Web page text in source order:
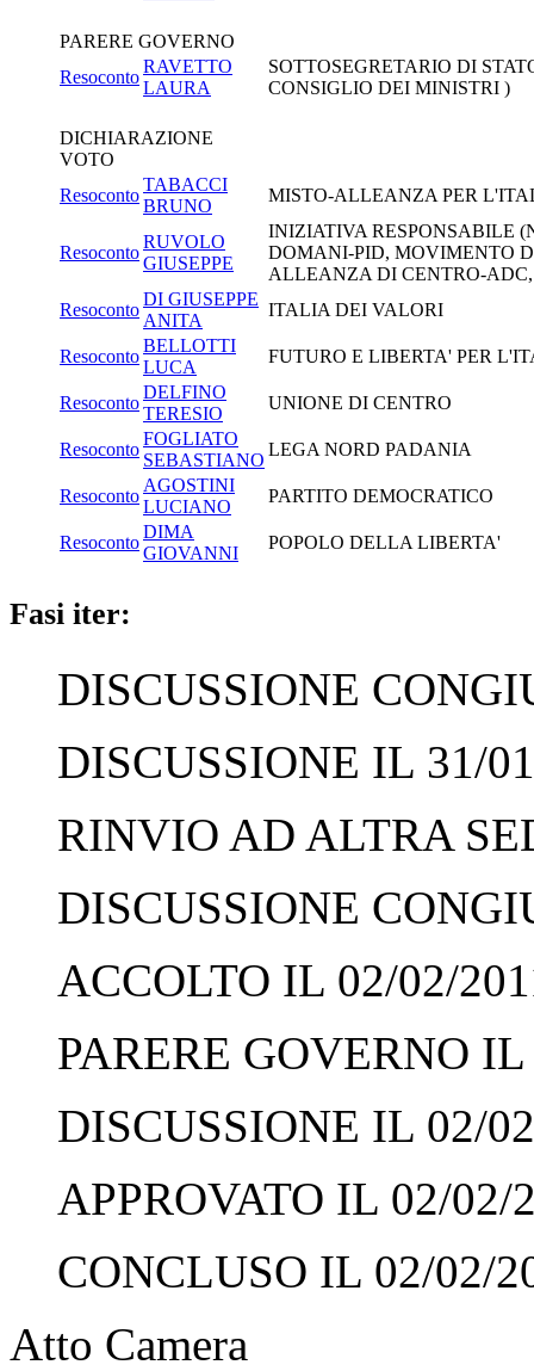
PARERE GOVERNO
Resoconto
RAVETTO
LAURA
SOTTOSEGRETARIO DI
CONSIGLIO DEI MINISTRI )
DICHIARAZIONE
VOTO
Resoconto
TABACCI
BRUNO
MISTO-ALLEANZA PER
Resoconto
RUVOLO
GIUSEPPE
INIZIATIVA RESPONSABILE
DOMANI-PID, MOVIMENTO
ALLEANZA DI CENTRO-
Resoconto
DI GIUSEPPE
ANITA
ITALIA DEI VALORI
Resoconto
BELLOTTI
LUCA
FUTURO E LIBERTA' PER
Resoconto
DELFINO
TERESIO
UNIONE DI CENTRO
Resoconto
FOGLIATO
SEBASTIANO
LEGA NORD PADANIA
Resoconto
AGOSTINI
LUCIANO
PARTITO DEMOCRATICO
Resoconto
DIMA
GIOVANNI
POPOLO DELLA LIBERTA'
Fasi iter:
DISCUSSIONE
DISCUSSIONE IL 31/
RINVIO AD ALTRA
DISCUSSIONE
ACCOLTO IL 02/02/
PARERE GOVERNO
DISCUSSIONE IL 02/
APPROVATO IL 02/02/
CONCLUSO IL 02/02/
Atto Camera